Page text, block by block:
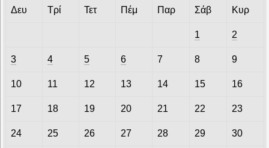
Δευ Τρί Τετ Πέμ Παρ Σάβ Κυρ
1 2
3 4 5 6 7 8 9
10 11 12 13 14 15 16
17 18 19 20 21 22 23
24 25 26 27 28 29 30